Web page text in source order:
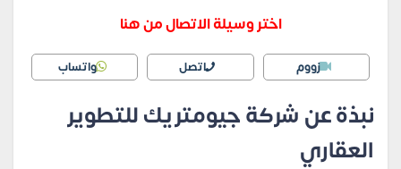
اختر وسيلة الاتصال من هنا
زووم اتصل واتساب
نبذة عن شركة جيومتريك للتطوير
العقاري